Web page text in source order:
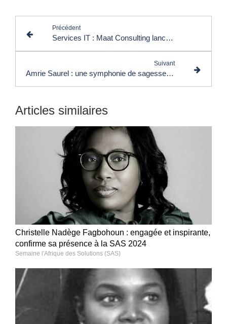
Précédent
Services IT : Maat Consulting lance une levée de fonds
Suivant
Amrie Saurel : une symphonie de sagesse et de combat
Articles similaires
Christelle Nadège Fagbohoun : engagée et inspirante,
confirme sa présence à la SAS 2024
Semaine l'Afrique des Solutions (SAS)